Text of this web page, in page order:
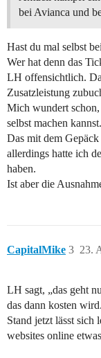
bei Avianca und
Hast du mal selbst
Wer hat denn das
LH offensichtlich.
Zusatzleistung
Mich wundert
selbst machen kannst.
Das mit dem
allerdings hatte ich
haben.
Ist aber die
CapitalMike 23.
3
LH sagt, „das geht
das dann kosten wird.
Stand jetzt lässt sich
websites online